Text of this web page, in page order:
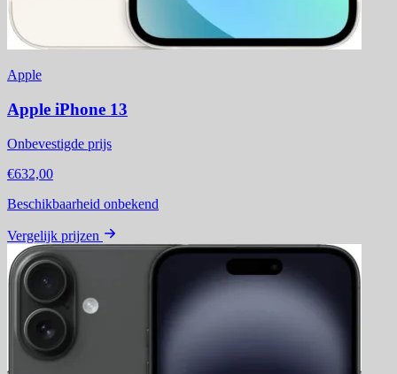
Apple
Apple iPhone 13
Onbevestigde prijs
€632,00
Beschikbaarheid onbekend
Vergelijk prijzen